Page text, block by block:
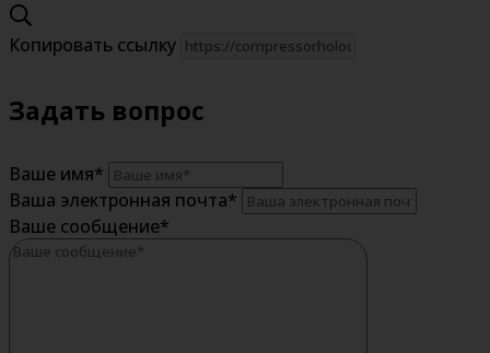
Копировать ссылку
Задать вопрос
Ваше имя*
Ваша электронная почта*
Ваше сообщение*